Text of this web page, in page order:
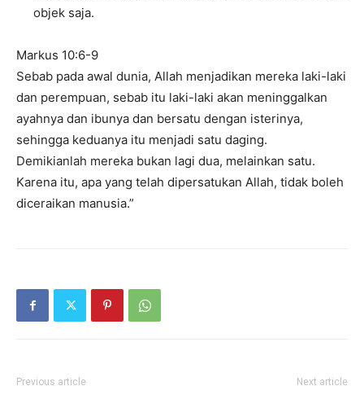
objek saja.
Markus 10:6-9
Sebab pada awal dunia, Allah menjadikan mereka laki-laki
dan perempuan, sebab itu laki-laki akan meninggalkan
ayahnya dan ibunya dan bersatu dengan isterinya,
sehingga keduanya itu menjadi satu daging.
Demikianlah mereka bukan lagi dua, melainkan satu.
Karena itu, apa yang telah dipersatukan Allah, tidak boleh
diceraikan manusia.”
Previous article Next article